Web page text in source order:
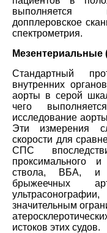
выполняется
допплеровское
спектрометрия.
Стандартный
внутренних
аорты в серой
чего
исследование
Эти измерения
скорости для
СПС
проксимального
ствола, ВБА, и
брыжеечных
значительным
истоков этих судов.